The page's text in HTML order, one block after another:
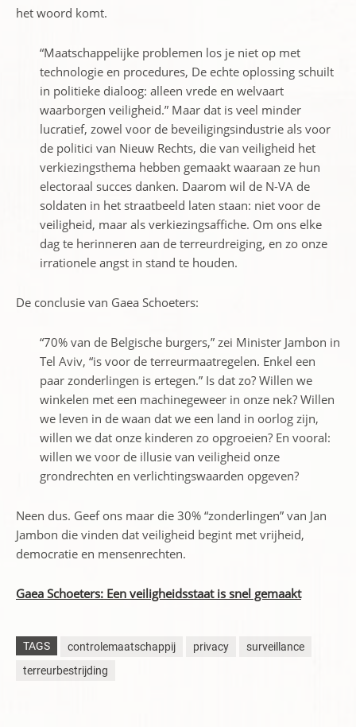
het woord komt.
“Maatschappelijke problemen los je niet op met
technologie en procedures, De echte oplossing schuilt
in politieke dialoog: alleen vrede en welvaart
waarborgen veiligheid.” Maar dat is veel minder
lucratief, zowel voor de beveiligingsindustrie als voor
de politici van Nieuw Rechts, die van veiligheid het
verkiezingsthema hebben gemaakt waaraan ze hun
electoraal succes danken. Daarom wil de N-VA de
soldaten in het straatbeeld laten staan: niet voor de
veiligheid, maar als verkiezingsaffiche. Om ons elke
dag te herinneren aan de terreurdreiging, en zo onze
irrationele angst in stand te houden.
De conclusie van Gaea Schoeters:
“70% van de Belgische burgers,” zei Minister Jambon in
Tel Aviv, “is voor de terreurmaatregelen. Enkel een
paar zonderlingen is ertegen.” Is dat zo? Willen we
winkelen met een machinegeweer in onze nek? Willen
we leven in de waan dat we een land in oorlog zijn,
willen we dat onze kinderen zo opgroeien? En vooral:
willen we voor de illusie van veiligheid onze
grondrechten en verlichtingswaarden opgeven?
Neen dus. Geef ons maar die 30% “zonderlingen” van Jan
Jambon die vinden dat veiligheid begint met vrijheid,
democratie en mensenrechten.
Gaea Schoeters: Een veiligheidsstaat is snel gemaakt
TAGS controlemaatschappij privacy
surveillance
terreurbestrijding